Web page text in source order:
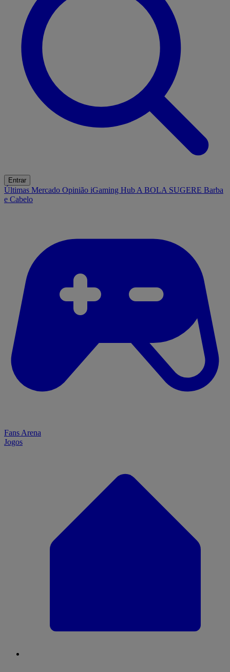
Entrar
Últimas Mercado Opinião iGaming Hub A BOLA SUGERE Barba
e Cabelo
Fans Arena
Jogos